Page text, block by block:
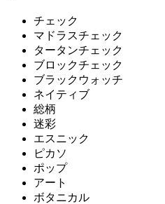
チェック
マドラスチェック
タータンチェック
ブロックチェック
ブラックウォッチ
ネイティブ
総柄
迷彩
エスニック
ピカソ
ポップ
アート
ボタニカル